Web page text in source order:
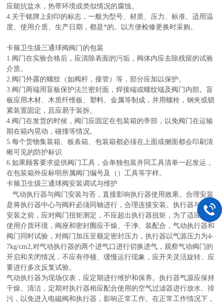
应能抗盐水，热带环境或类似情况的腐蚀。
4.关于铭牌上刻印的标志，一般为型号、材质、压力、标准、适用温
度、使用介质、生产日期，都是*的。以方便检修更换时采购。
卡箍卫生级三通球阀 阀门的包装
1.阀门在实验合格后，应清除表面的污垢，阀体内应去除残留的试验
介质。
2.阀门外露的螺纹（如阀杆，接管）等，部分应加以保护。
3.阀门两端用盲板保护法兰密封面，焊接端或螺纹端及阀门内部。盲
板应用木材、木质纤维板、塑料、金属等制成，并用螺栓，钢夹或锁
紧装置固定，且应易于装拆。
4.阀门在发货的时候，阀门应固定在包装箱的帝部，以免阀门在运输
期在箱内晃动，碰撞等情况。
5.每个货物集装箱、板条箱、包装箱都必须在上面或侧面都会印刷清
晰可见的防护标识
6.如果顾客要求提供阀门工具，会单独包装并同工具清单一起发运，
在包装箱外应标明所属阀门编号及（）工具等字样。
卡箍卫生级三通球阀安装调试与维护
气动执行器与阀门安装与否，直接影响执行器使用效果。合理安装
是将执行器中心与阀杆必须同轴进行，合理连接安装。执行器与阀门
安装之前，应对阀门扭矩测定，不应超出执行器扭矩，为了适应阀门
使用介质环境，阀座和密封圈应干燥、干净、装配合，气动执行器和
阀门同时试验，对阀门加压至额定密封压力，执行器以气源压力为4-
7kg/cm2,对气动执行器的两个进气口进行切换进气，观察气动阀门的
开启和关闭情况，不应有停顿、缓慢运行现象，应开关灵活旋转、应
要进行多次反复试验。
气动执行器为现场仪表，应定期进行维护和保养。执行器气源应保持
干燥、清洁，定期对执行器相应配合使用的空气过滤器进行放水、排
污，以免进入电磁阀和执行器，影响正常工作。在正常工作情况下，